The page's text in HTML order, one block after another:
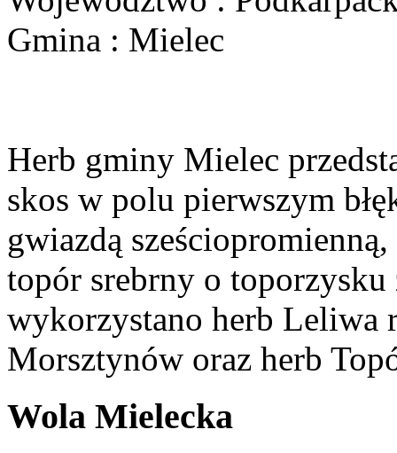
Gmina : Mielec
Herb gminy Mielec
skos w polu pierwszym
gwiazdą
topór srebrny o
wykorzystano herb Leliwa
Morsztynów oraz herb
Wola Mielecka